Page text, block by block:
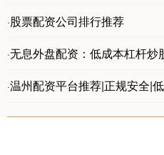
·股票配资公司排行推荐
·无息外盘配资：低成本杠杆炒
·温州配资平台推荐|正规安全|